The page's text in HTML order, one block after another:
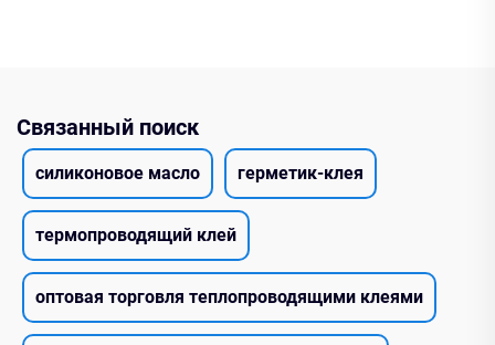
Связанный поиск
силиконовое масло герметик-клея
термопроводящий клей
оптовая торговля теплопроводящими клеями